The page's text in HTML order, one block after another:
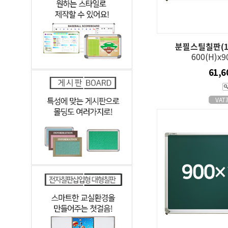
분필스틸칠판
VAT